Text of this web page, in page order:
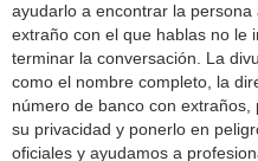
ayudarlo a encontrar la
extraño con el que hablas no le
terminar la conversación. La
como el nombre completo, la
número de banco con
su privacidad y ponerlo en
oficiales y ayudamos a